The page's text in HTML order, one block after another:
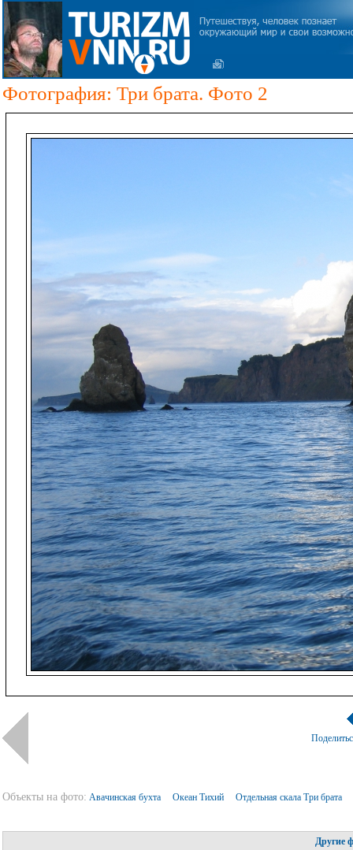
Фотография: Три брата. Фото 2
Объекты на фото: Авачинская бухта Океан Тихий Отдельная скала Три брата
Другие